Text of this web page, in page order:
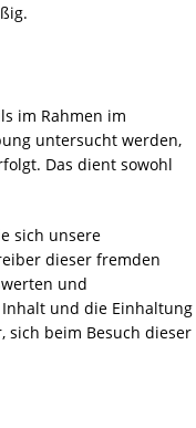
im Rahmen im
untersucht werden,
Das dient sowohl
sich unsere
dieser fremden
und
und die Einhaltung
beim Besuch dieser